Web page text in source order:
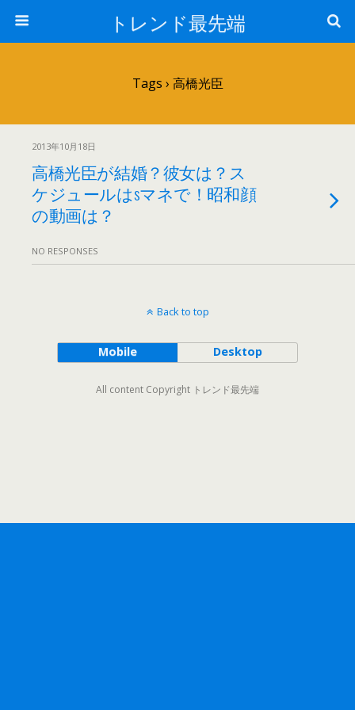
トレンド最先端
Tags › 高橋光臣
2013年10月18日
高橋光臣が結婚？彼女は？ス
ケジュールはsマネで！昭和顔
の動画は？
NO RESPONSES
Back to top
Mobile Desktop
All content Copyright トレンド最先端